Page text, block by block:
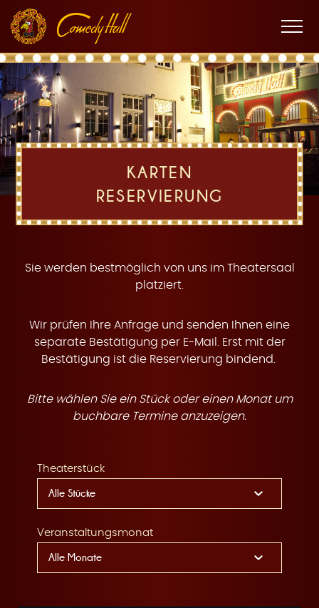
Hauptnavigation
Inhalt
Fußnavigation
K
a
r
e
Menü
KARTEN
RESERVIERUNG
Sie werden bestmöglich von uns im Theatersaal
platziert.
Wir prüfen Ihre Anfrage und senden Ihnen eine
separate Bestätigung per E-Mail. Erst mit der
Bestätigung ist die Reservierung bindend.
Bitte wählen Sie ein Stück oder einen Monat um
buchbare Termine anzuzeigen.
Theaterstück
Veranstaltungsmonat